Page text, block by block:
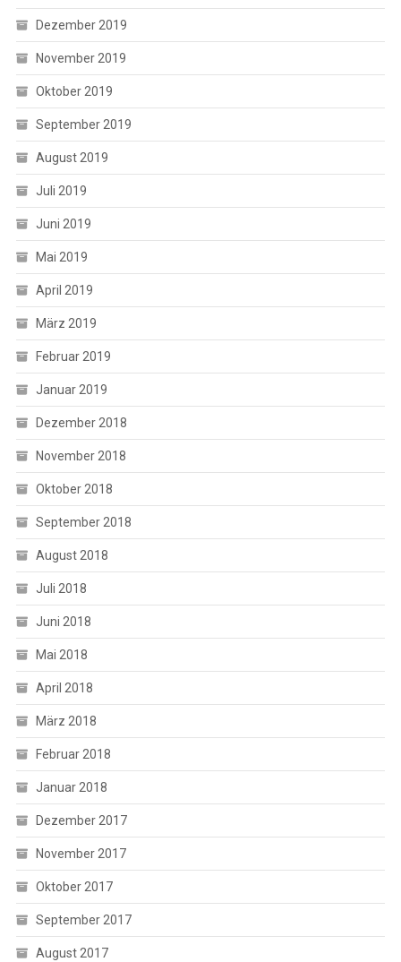
Dezember 2019
November 2019
Oktober 2019
September 2019
August 2019
Juli 2019
Juni 2019
Mai 2019
April 2019
März 2019
Februar 2019
Januar 2019
Dezember 2018
November 2018
Oktober 2018
September 2018
August 2018
Juli 2018
Juni 2018
Mai 2018
April 2018
März 2018
Februar 2018
Januar 2018
Dezember 2017
November 2017
Oktober 2017
September 2017
August 2017